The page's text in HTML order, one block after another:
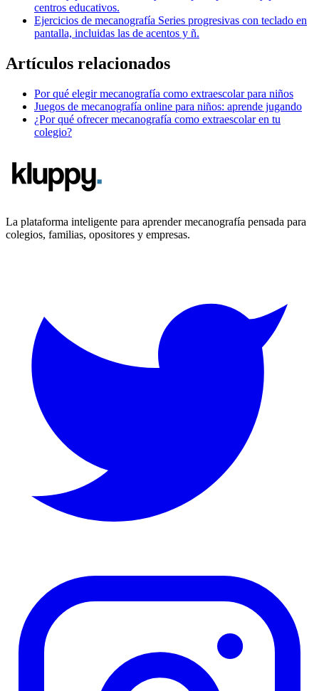
centros educativos.
Ejercicios de mecanografía Series progresivas con teclado en
pantalla, incluidas las de acentos y ñ.
Artículos relacionados
Por qué elegir mecanografía como extraescolar para niños
Juegos de mecanografía online para niños: aprende jugando
¿Por qué ofrecer mecanografía como extraescolar en tu
colegio?
La plataforma inteligente para aprender mecanografía pensada para
colegios, familias, opositores y empresas.